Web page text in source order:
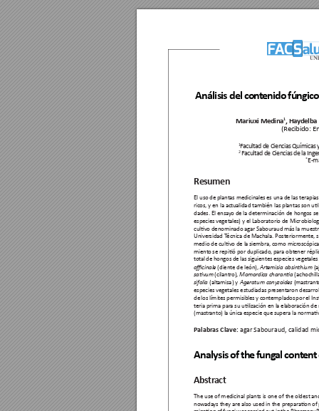
Análisis del contenido
Analysis of the fungal content
Resumen
El uso de plantas medicinales es una de las
ricos, y en la actualidad también las plantas son
dades. El ensayo de la determinación de hongos
especies vegetales) y el Laboratorio de
culvo denominado agar Sabouraud más la mues
Universidad Técnica de Machala. Posteriormente,
medio de culvo de la siembra, como micr
miento se repió por duplicado, para obtener
total de hongos de las siguientes especies veget
ocinale (diente de león), Artemisia absinthium
savum (cilantro), Momordica charana
sifolia (altamisa) y Ageratum conyzoides (mastrant
especies vegetales estudiadas presentaron
de los límites permisibles y contemplados por el
teria prima para su ulización en la elaboración de
(mastranto) la única especie que supera la
Palabras Clave: agar Sabouraud, calidad
Abstract
The use of medicinal plants is one of the oldest
nowadays they are also used in the preparaon of
Mariuxi Medina1 , Haydelba
(Recibido:
1Facultad de Ciencias Químicas
2 Facultad de Ciencias de la
*E-